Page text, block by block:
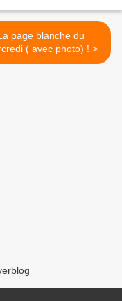
page blanche du
mercredi ( avec photo) ! >